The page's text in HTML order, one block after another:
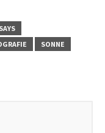
SONNE